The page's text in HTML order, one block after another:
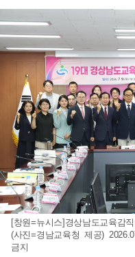
[창원=뉴시스]경상남도교육감
(사진=경남교육청 제공)
금지